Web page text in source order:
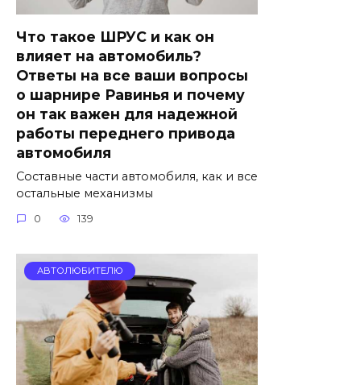
Что такое ШРУС и как он
влияет на автомобиль?
Ответы на все ваши вопросы
о шарнире Равинья и почему
он так важен для надежной
работы переднего привода
автомобиля
Составные части автомобиля, как и все
остальные механизмы
0 139
АВТОЛЮБИТЕЛЮ